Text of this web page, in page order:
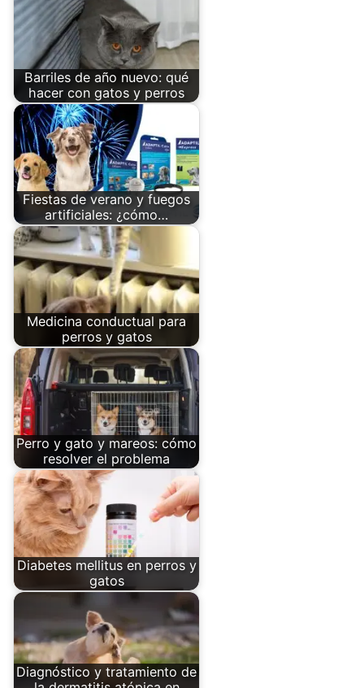
Barriles de año nuevo: qué
hacer con gatos y perros
Fiestas de verano y fuegos
artificiales: ¿cómo…
Medicina conductual para
perros y gatos
Perro y gato y mareos: cómo
resolver el problema
Diabetes mellitus en perros y
gatos
Diagnóstico y tratamiento de